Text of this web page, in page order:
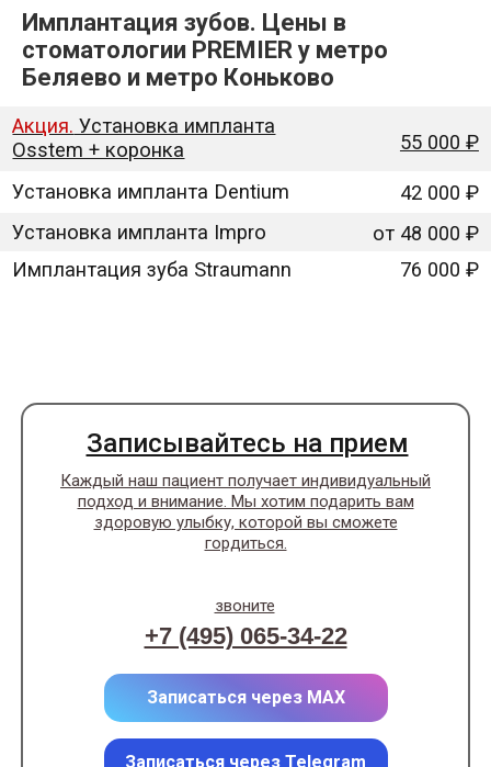
Имплантация зубов. Цены в
стоматологии PREMIER у метро
Беляево и метро Коньково
Записаться через MAX
Записаться через Telegram
+7 (495) 065-34-22
звоните
Записывайтесь на прием
Каждый наш пациент получает индивидуальный
подход и внимание. Мы хотим подарить вам
здоровую улыбку, которой вы сможете
гордиться.